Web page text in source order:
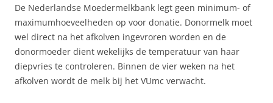
De Nederlandse Moedermelkbank legt geen minimum- of
maximumhoeveelheden op voor donatie. Donormelk moet
wel direct na het afkolven ingevroren worden en de
donormoeder dient wekelijks de temperatuur van haar
diepvries te controleren. Binnen de vier weken na het
afkolven wordt de melk bij het VUmc verwacht.